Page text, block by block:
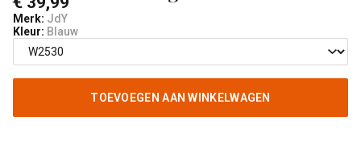
Merk: JdY
Kleur: Blauw
TOEVOEGEN AAN WINKELWAGEN